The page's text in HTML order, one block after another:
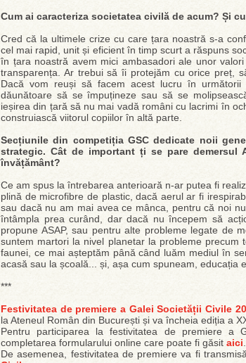
Cum ai caracteriza societatea civilă de acum? Și
Cred că la ultimele crize cu care țara noastră s-a
cel mai rapid, unit și eficient în timp scurt a răspuns
în țara noastră avem mici ambasadori ale unor
transparența. Ar trebui să îi protejăm cu orice preț,
Dacă vom reuși să facem acest lucru în
dăunătoare să se împuțineze sau să se
ieșirea din țară să nu mai vadă români cu lacrimi în
construiască viitorul copiilor în altă parte.
Secțiunile din competiția GSC dedicate noii
strategic. Cât de important ți se pare demersul
învățământ?
Ce am spus la întrebarea anterioară n-ar putea fi
plină de microfibre de plastic, dacă aerul ar fi
sau dacă nu am mai avea ce mânca, pentru că noi
întâmpla prea curând, dar dacă nu începem să
propune ASAP, sau pentru alte probleme legate de
suntem martori la nivel planetar la probleme precum
faunei, ce mai așteptăm până când luăm mediul în
acasă sau la școală... și, așa cum spuneam, educația
***
Festivitatea de premiere a Galei Societății Civile
la Ateneul Român din București și va încheia ediția a
Pentru participarea la festivitatea de premiere a
completarea formularului online care poate fi găsit aici
De asemenea, festivitatea de premiere va fi